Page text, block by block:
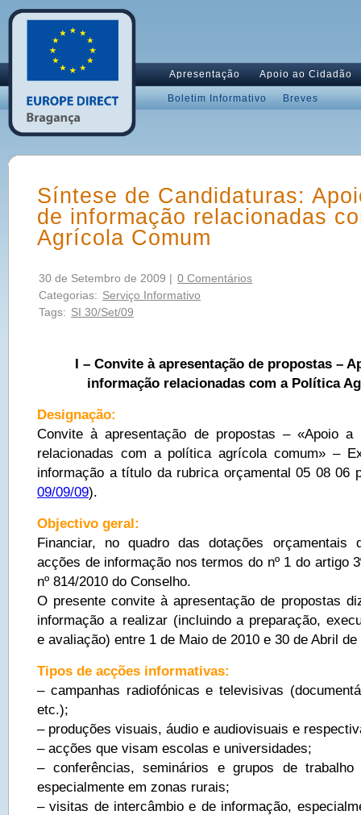
Apresentação Apoio ao Cidadão
Boletim Informativo Breves
Síntese de Candidaturas:
de informação relacionadas
Agrícola Comum
30 de Setembro de 2009 | 0 Comentários
Categorias: Serviço Informativo
Tags: SI 30/Set/09
I – Convite à apresentação de propostas –
informação relacionadas com a Política
Designação:
Convite à apresentação de propostas – «Apoio a
relacionadas com a política agrícola comum» –
informação a título da rubrica orçamental 05 08 06
09/09/09).
Objectivo geral:
Financiar, no quadro das dotações orçamentais
acções de informação nos termos do nº 1 do artigo
nº 814/2010 do Conselho.
O presente convite à apresentação de propostas
informação a realizar (incluindo a preparação,
e avaliação) entre 1 de Maio de 2010 e 30 de Abril de
Tipos de acções informativas:
– campanhas radiofónicas e televisivas
etc.);
– produções visuais, áudio e audiovisuais e
– acções que visam escolas e universidades;
– conferências, seminários e grupos de trabalho
especialmente em zonas rurais;
– visitas de intercâmbio e de informação,